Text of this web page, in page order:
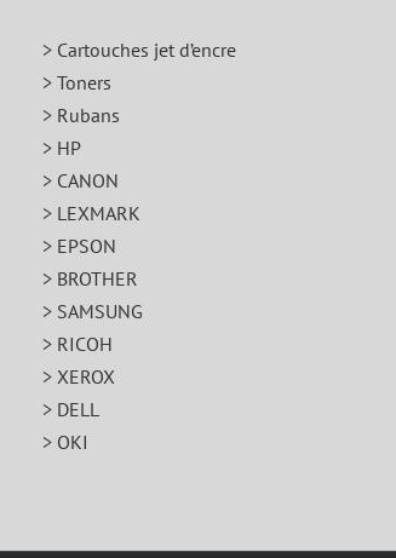
> Cartouches jet d’encre
> Toners
> Rubans
> HP
> CANON
> LEXMARK
> EPSON
> BROTHER
> SAMSUNG
> RICOH
> XEROX
> DELL
> OKI